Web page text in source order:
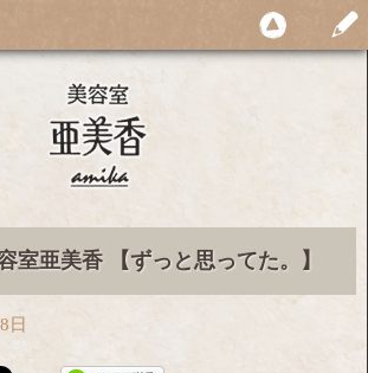
室亜美香 【ずっと思ってた。】
日